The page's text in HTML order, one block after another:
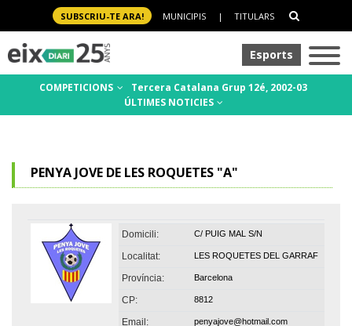
SUBSCRIU-TE ARA! MUNICIPIS | TITULARS
Esports
COMPETICIONS
Tercera Catalana Grup 12é, 2002-03
ÚLTIMES NOTICIES
PENYA JOVE DE LES ROQUETES "A"
Domicili: C/ PUIG MAL S/N
Localitat: LES ROQUETES DEL GARRAF
Província: Barcelona
CP: 8812
Email: penyajove@hotmail.com